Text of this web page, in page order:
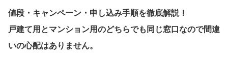
値段・キャンペーン・申し込み手順を徹底解説！
戸建て用とマンション用のどちらでも同じ窓口なので間違
いの心配はありません。